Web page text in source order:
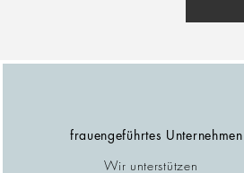
frauengeführtes Unternehmen
Wir unterstützen